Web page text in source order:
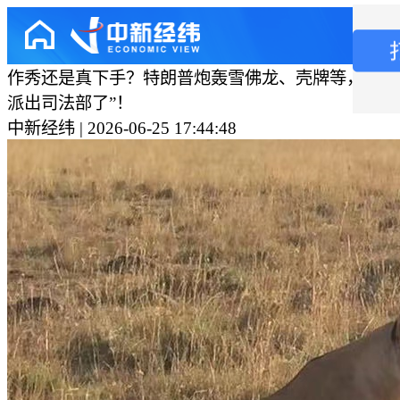
作秀还是真下手？特朗普炮轰雪佛龙、壳牌等，“降
派出司法部了”！
中新经纬 | 2026-06-25 17:44:48